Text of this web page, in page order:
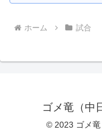
ホーム 試合
ゴメ竜（中
© 2023 ゴメ竜